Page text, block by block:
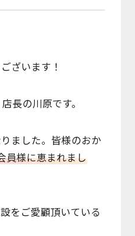
ォーム
ざいます！
長の川原です。
ました。皆様のおか
員様に恵まれまし
をご愛顧頂いている